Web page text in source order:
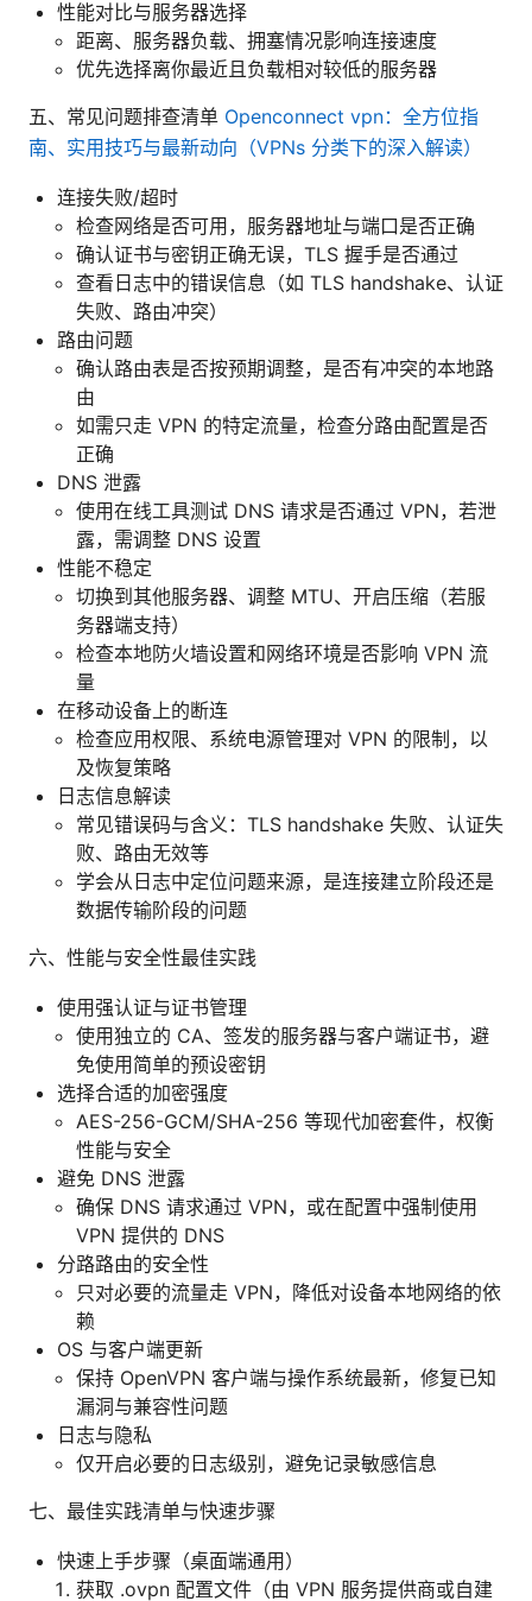
性能对比与服务器选择
距离、服务器负载、拥塞情况影响连接速度
优先选择离你最近且负载相对较低的服务器
五、常见问题排查清单 Openconnect vpn：全方位指
南、实用技巧与最新动向（VPNs 分类下的深入解读）
连接失败/超时
检查网络是否可用，服务器地址与端口是否正确
确认证书与密钥正确无误，TLS 握手是否通过
查看日志中的错误信息（如 TLS handshake、认证
失败、路由冲突）
路由问题
确认路由表是否按预期调整，是否有冲突的本地路
由
如需只走 VPN 的特定流量，检查分路由配置是否
正确
DNS 泄露
使用在线工具测试 DNS 请求是否通过 VPN，若泄
露，需调整 DNS 设置
性能不稳定
切换到其他服务器、调整 MTU、开启压缩（若服
务器端支持）
检查本地防火墙设置和网络环境是否影响 VPN 流
量
在移动设备上的断连
检查应用权限、系统电源管理对 VPN 的限制，以
及恢复策略
日志信息解读
常见错误码与含义：TLS handshake 失败、认证失
败、路由无效等
学会从日志中定位问题来源，是连接建立阶段还是
数据传输阶段的问题
六、性能与安全性最佳实践
使用强认证与证书管理
使用独立的 CA、签发的服务器与客户端证书，避
免使用简单的预设密钥
选择合适的加密强度
AES-256-GCM/SHA-256 等现代加密套件，权衡
性能与安全
避免 DNS 泄露
确保 DNS 请求通过 VPN，或在配置中强制使用
VPN 提供的 DNS
分路路由的安全性
只对必要的流量走 VPN，降低对设备本地网络的依
赖
OS 与客户端更新
保持 OpenVPN 客户端与操作系统最新，修复已知
漏洞与兼容性问题
日志与隐私
仅开启必要的日志级别，避免记录敏感信息
七、最佳实践清单与快速步骤
快速上手步骤（桌面端通用）
获取 .ovpn 配置文件（由 VPN 服务提供商或自建